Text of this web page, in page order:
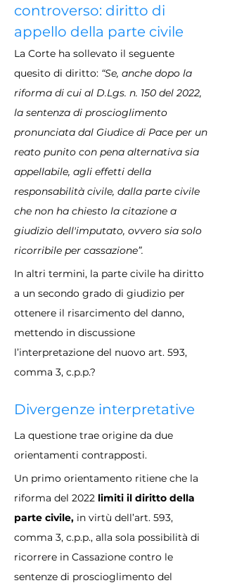
controverso: diritto di
appello della parte civile
La Corte ha sollevato il seguente
quesito di diritto: “Se, anche dopo la
riforma di cui al D.Lgs. n. 150 del 2022,
la sentenza di proscioglimento
pronunciata dal Giudice di Pace per un
reato punito con pena alternativa sia
appellabile, agli effetti della
responsabilità civile, dalla parte civile
che non ha chiesto la citazione a
giudizio dell'imputato, ovvero sia solo
ricorribile per cassazione”.
In altri termini, la parte civile ha diritto
a un secondo grado di giudizio per
ottenere il risarcimento del danno,
mettendo in discussione
l’interpretazione del nuovo art. 593,
comma 3, c.p.p.​?
Divergenze interpretative
La questione trae origine da due
orientamenti contrapposti.
Un primo orientamento ritiene che la
riforma del 2022 limiti il diritto della
parte civile, in virtù dell’art. 593,
comma 3, c.p.p., alla sola possibilità di
ricorrere in Cassazione contro le
sentenze di proscioglimento del